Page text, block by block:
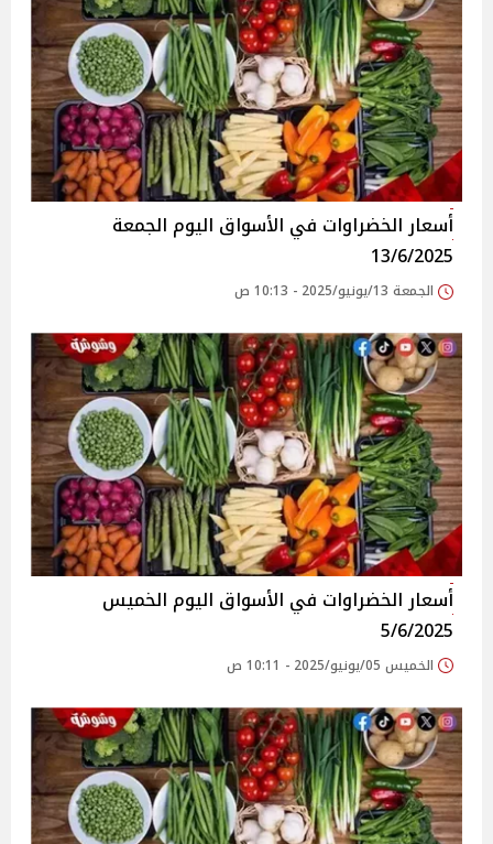
أسعار الخضراوات في الأسواق‎‎ اليوم الجمعة
13/6/2025
الجمعة 13/يونيو/2025 - 10:13 ص
أسعار الخضراوات في الأسواق‎‎ اليوم الخميس
5/6/2025
الخميس 05/يونيو/2025 - 10:11 ص